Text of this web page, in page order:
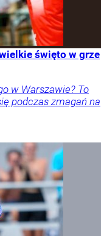
święto w grze
w Warszawie? To
podczas zmagań na